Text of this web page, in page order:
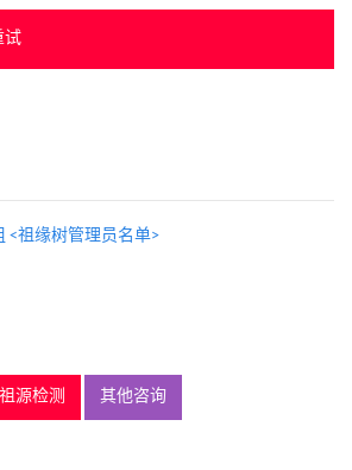
试
<祖缘树管理员名单>
源检测 其他咨询